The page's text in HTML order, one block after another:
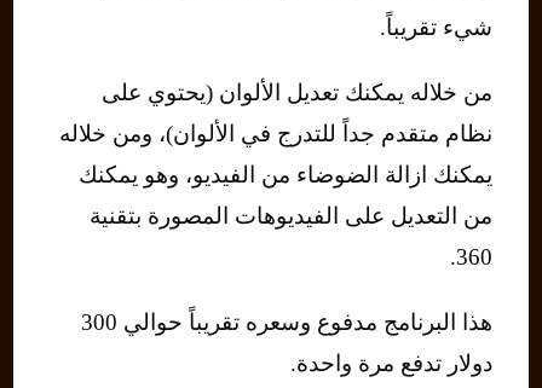
شيء تقريباً.
من خلاله يمكنك تعديل الألوان (يحتوي على
نظام متقدم جداً للتدرج في الألوان)، ومن خلاله
يمكنك ازالة الضوضاء من الفيديو، وهو يمكنك
من التعديل على الفيديوهات المصورة بتقنية
360.
هذا البرنامج مدفوع وسعره تقريباً حوالي 300
دولار تدفع مرة واحدة.